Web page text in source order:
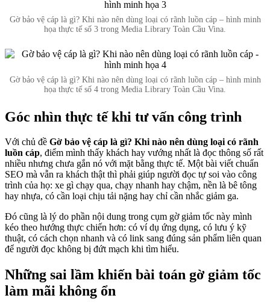
Gờ bảo vệ cáp là gì? Khi nào nên dùng loại có rãnh luồn cáp – hình minh
họa thực tế số 3 trong Media Library Toàn Cầu Vina.
Gờ bảo vệ cáp là gì? Khi nào nên dùng loại có rãnh luồn cáp – hình minh
họa thực tế số 4 trong Media Library Toàn Cầu Vina.
Góc nhìn thực tế khi tư vấn công trình
Với chủ đề Gờ bảo vệ cáp là gì? Khi nào nên dùng loại có rãnh
luồn cáp, điểm mình thấy khách hay vướng nhất là đọc thông số rất
nhiều nhưng chưa gắn nó với mặt bằng thực tế. Một bài viết chuẩn
SEO mà vẫn ra khách thật thì phải giúp người đọc tự soi vào công
trình của họ: xe gì chạy qua, chạy nhanh hay chậm, nền là bê tông
hay nhựa, có cần loại chịu tải nặng hay chỉ cần nhắc giảm ga.
Đó cũng là lý do phần nội dung trong cụm gờ giảm tốc này mình
kéo theo hướng thực chiến hơn: có ví dụ ứng dụng, có lưu ý kỹ
thuật, có cách chọn nhanh và có link sang đúng sản phẩm liên quan
để người đọc không bị đứt mạch khi tìm hiểu.
Những sai lầm khiến bài toán gờ giảm tốc
làm mãi không ổn